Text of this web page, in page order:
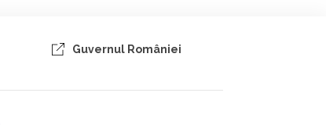
Guvernul României